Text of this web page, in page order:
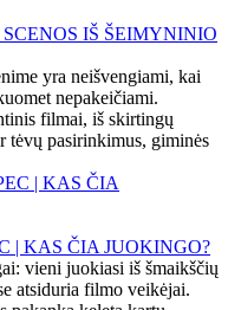
SCENOS IŠ ŠEIMYNINIO
yra neišvengiami, kai
nepakeičiami.
filmai, iš skirtingų
tėvų pasirinkimus, giminės
| KAS ČIA JUOKINGO?
vieni juokiasi iš šmaikščių
atsiduria filmo veikėjai.